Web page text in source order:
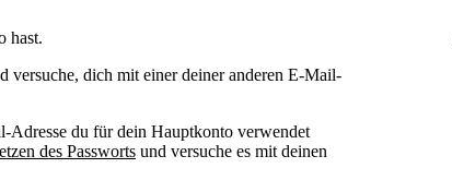
hast.
versuche, dich mit einer deiner anderen E-Mail-
Adresse du für dein Hauptkonto verwendet
des Passworts und versuche es mit deinen